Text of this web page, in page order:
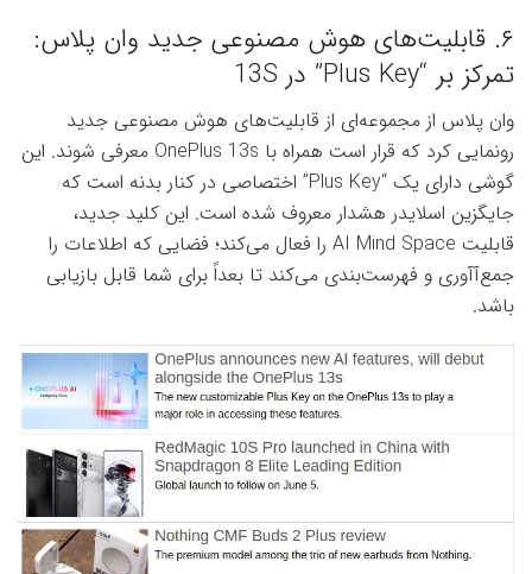
۶. قابلیت‌های هوش مصنوعی جدید وان پلاس:
تمرکز بر “Plus Key” در 13S
وان پلاس از مجموعه‌ای از قابلیت‌های هوش مصنوعی جدید
رونمایی کرد که قرار است همراه با OnePlus 13s معرفی شوند. این
گوشی دارای یک “Plus Key” اختصاصی در کنار بدنه است که
جایگزین اسلایدر هشدار معروف شده است. این کلید جدید،
قابلیت AI Mind Space را فعال می‌کند؛ فضایی که اطلاعات را
جمع‌آآوری و فهرست‌بندی می‌کند تا بعداً برای شما قابل بازیابی
باشد.